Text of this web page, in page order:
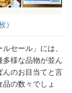
）
セール」には、
様な品物が並ん
んのお目当てと言
の数々でしょ